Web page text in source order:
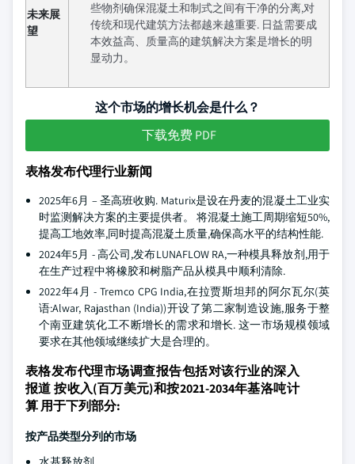
未来展
望
些物剂确保混凝土和制式之间有干净的分离,对
传统和现代建筑方法都越来越重要. 日益需要成
本效益高、质量高的建筑解决方案是增长的明
显动力。
这个市场的增长机会是什么？
下载免费 PDF
表格发布代理行业新闻
2025年6月 – 圣高班收购. Maturix是设在丹麦的混凝土工业实
时监测解决方案的主要提供者。 将混凝土施工周期缩短50%,
提高工地效率,同时提高混凝土质量,确保高水平的结构性能.
2024年5月 - 高公司,发布LUNAFLOW RA,一种模具释放剂,用于
在生产过程中将橡胶和树脂产品从模具中顺利清除.
2022年4月 - Tremco CPG India,在拉贾斯坦邦的阿尔瓦尔(英
语:Alwar, Rajasthan (India))开设了第二家制造设施,服务于整
个南亚建筑化工不断增长的需求和增长. 这一市场规模领域
要求在其他领域继续扩大是合理的。
表格发布代理市场调查报告包括对该行业的深入
报道 按收入(百万美元)和按2021-2034年基洛吨计
算 用于下列部分:
按产品类型分列的市场